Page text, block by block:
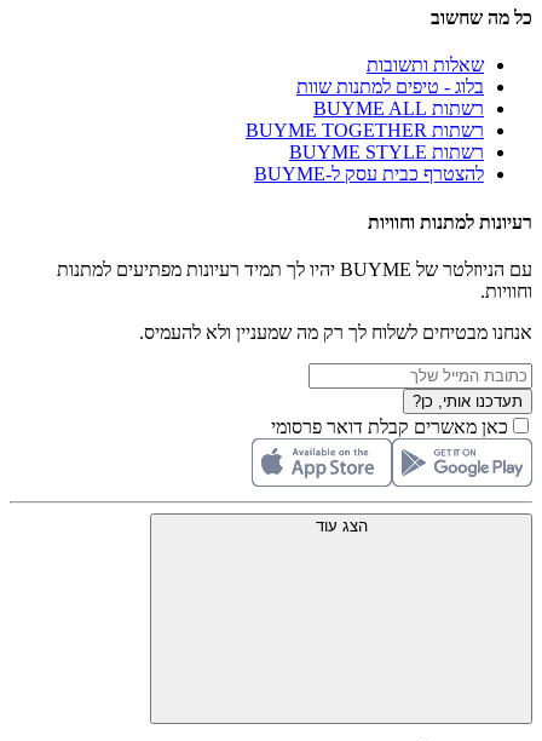
כל מה שחשוב
שאלות ותשובות
בלוג - טיפים למתנות שוות
רשתות BUYME ALL
רשתות BUYME TOGETHER
רשתות BUYME STYLE
להצטרף כבית עסק ל-BUYME
רעיונות למתנות וחוויות
עם הניוזלטר של BUYME יהיו לך תמיד רעיונות מפתיעים למתנות
וחוויות.
אנחנו מבטיחים לשלוח לך רק מה שמעניין ולא להעמיס.
תעדכנו אותי, כן?
כאן מאשרים קבלת דואר פרסומי
הצג עוד